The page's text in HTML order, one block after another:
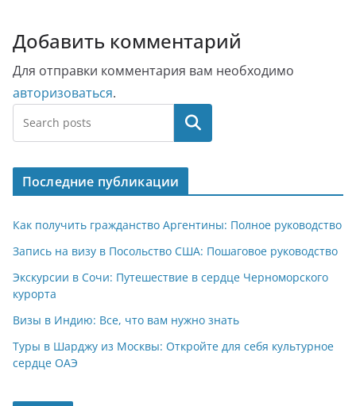
Добавить комментарий
Для отправки комментария вам необходимо
авторизоваться.
Поиск
Последние публикации
Как получить гражданство Аргентины: Полное руководство
Запись на визу в Посольство США: Пошаговое руководство
Экскурсии в Сочи: Путешествие в сердце Черноморского
курорта
Визы в Индию: Все, что вам нужно знать
Туры в Шарджу из Москвы: Откройте для себя культурное
сердце ОАЭ